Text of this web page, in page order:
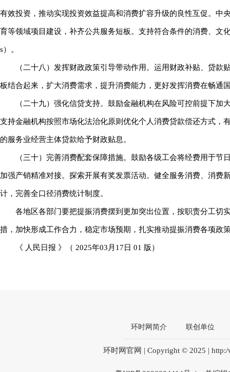
有效投资，推动实现投资效益提高和消费扩容升级的良性互促。
育等领域项目建设，补齐公共服务短板。支持符合条件的消费、文
s）。
（二十八）发挥财政政策引导带动作用。运用财政补贴、贷
板结合起来，扩大消费需求，提升消费能力，更好发挥消费在畅通
（二十九）强化信贷支持。鼓励金融机构在风险可控前提下
支持金融机构按照市场化法治化原则优化个人消费贷款偿还方式，
的服务业经营主体贷款给予财政贴息。
（三十）完善消费配套保障措施。鼓励各级工会将经费用于
加强产销精准对接。探索开展有奖发票活动。健全服务消费、消
计，完善全口径消费统计制度。
各地区各部门要把提振消费摆到更加突出位置，按职责分工切
措，加快形成工作合力，稳定市场预期，扎实推动提振消费各项政
《 人民日报 》（ 2025年03月17日 01 版）
环时网简介 联创单位
环时网官网 | Copyright © 2025 |